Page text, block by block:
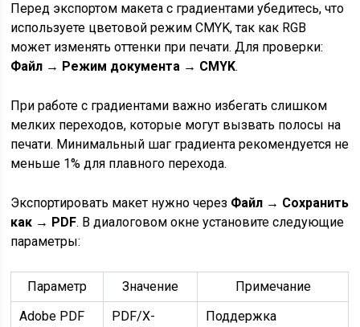
Перед экспортом макета с градиентами убедитесь, что
используете цветовой режим CMYK, так как RGB
может изменять оттенки при печати. Для проверки:
Файл → Режим документа → CMYK.
При работе с градиентами важно избегать слишком
мелких переходов, которые могут вызвать полосы на
печати. Минимальный шаг градиента рекомендуется не
меньше 1% для плавного перехода.
Экспортировать макет нужно через Файл → Сохранить
как → PDF. В диалоговом окне установите следующие
параметры:
Параметр Значение
Примечание
Adobe PDF
PDF/X-
Поддержка